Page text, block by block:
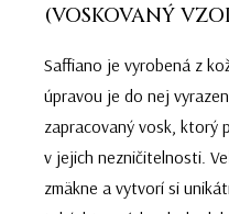
(VOSKOVANÝ
Saffiano je vyrobená z
úpravou je do nej
zapracovaný vosk, ktorý
v jejich nezničitelnosti.
zmäkne a vytvorí si